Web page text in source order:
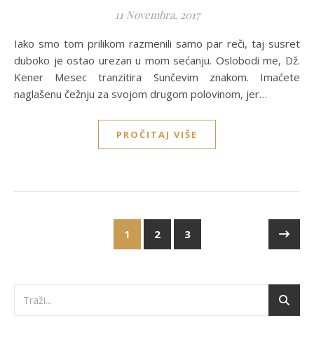
11 Novembra, 2017
Iako smo tom prilikom razmenili samo par reči, taj susret
duboko je ostao urezan u mom sećanju. Oslobodi me, Dž.
Kener Mesec tranzitira Sunčevim znakom. Imaćete
naglašenu čežnju za svojom drugom polovinom, jer…
PROČITAJ VIŠE
1 2 3